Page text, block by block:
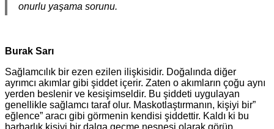
onurlu yaşama sorunu.
Burak Sarı
Sağlamcılık bir ezen ezilen ilişkisidir. Doğalında diğer
ayrımcı akımlar gibi şiddet içerir. Zaten o akımların çoğu aynı
yerden beslenir ve kesişimseldir. Bu şiddeti uygulayan
genellikle sağlamcı taraf olur. Maskotlaştırmanın, kişiyi bir”
eğlence” aracı gibi görmenin kendisi şiddettir. Kaldı ki bu
barbarlık kişiyi bir dalga geçme nesnesi olarak görüp